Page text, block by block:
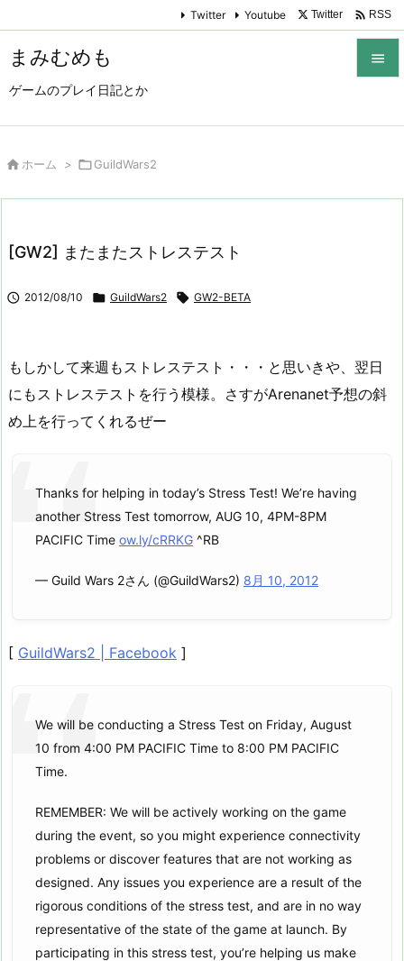
まみむめも
ゲームのプレイ日記とか

Twitter Youtube Twitter  RSS
 ホーム > GuildWars2
[GW2] またまたストレステスト
 2012/08/10  GuildWars2  GW2-BETA
もしかして来週もストレステスト・・・と思いきや、翌日
にもストレステストを行う模様。さすがArenanet予想の斜
め上を行ってくれるぜー
Thanks for helping in today’s Stress Test! We’re having
another Stress Test tomorrow, AUG 10, 4PM-8PM
PACIFIC Time ow.ly/cRRKG ^RB
— Guild Wars 2さん (@GuildWars2) 8月 10, 2012
[ GuildWars2 | Facebook ]
We will be conducting a Stress Test on Friday, August
10 from 4:00 PM PACIFIC Time to 8:00 PM PACIFIC
Time.
REMEMBER: We will be actively working on the game
during the event, so you might experience connectivity
problems or discover features that are not working as
designed. Any issues you experience are a result of the
rigorous conditions of the stress test, and are in no way
representative of the state of the game at launch. By
participating in this stress test, you’re helping us make